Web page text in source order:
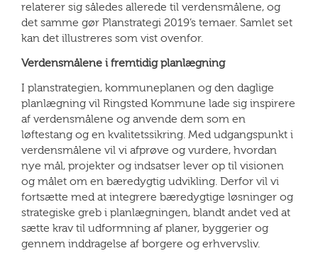
relaterer sig således allerede til verdensmålene, og
det samme gør Planstrategi 2019’s temaer. Samlet set
kan det illustreres som vist ovenfor.
Verdensmålene i fremtidig planlægning
I planstrategien, kommuneplanen og den daglige
planlægning vil Ringsted Kommune lade sig inspirere
af verdensmålene og anvende dem som en
løftestang og en kvalitetssikring. Med udgangspunkt i
verdensmålene vil vi afprøve og vurdere, hvordan
nye mål, projekter og indsatser lever op til visionen
og målet om en bæredygtig udvikling. Derfor vil vi
fortsætte med at integrere bæredygtige løsninger og
strategiske greb i planlægningen, blandt andet ved at
sætte krav til udformning af planer, byggerier og
gennem inddragelse af borgere og erhvervsliv.